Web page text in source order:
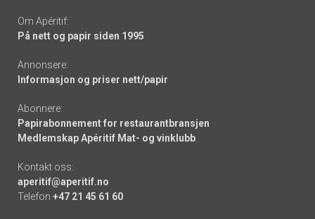
Om Apéritif:
På nett og papir siden 1995
Annonsere:
Informasjon og priser nett/papir
Abonnere:
Papirabonnement for restaurantbransjen
Medlemskap Apéritif Mat- og vinklubb
Kontakt oss:
aperitif@aperitif.no
Telefon +47 21 45 61 60